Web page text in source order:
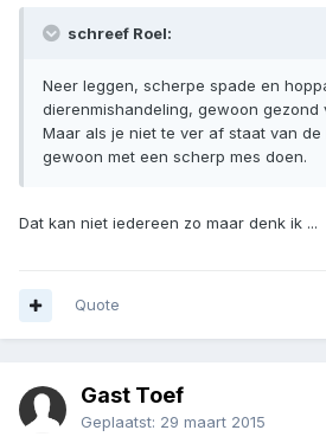
schreef Roel:
Neer leggen, scherpe spade en
dierenmishandeling, gewoon gezond
Maar als je niet te ver af staat van
gewoon met een scherp mes doen.
Dat kan niet iedereen zo maar denk ik ...
Quote
Gast Toef
Geplaatst: 29 maart 2015